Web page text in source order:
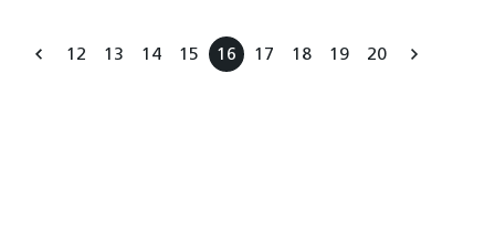
12 13 14 15 16 17 18 19 20